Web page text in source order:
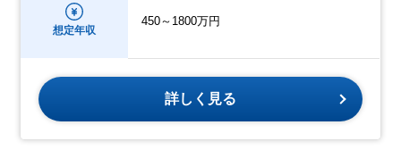
想定年収
450～1800万円
詳しく見る